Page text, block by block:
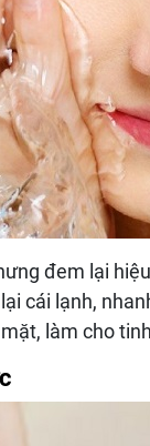
đem lại
cái lạnh,
làm cho